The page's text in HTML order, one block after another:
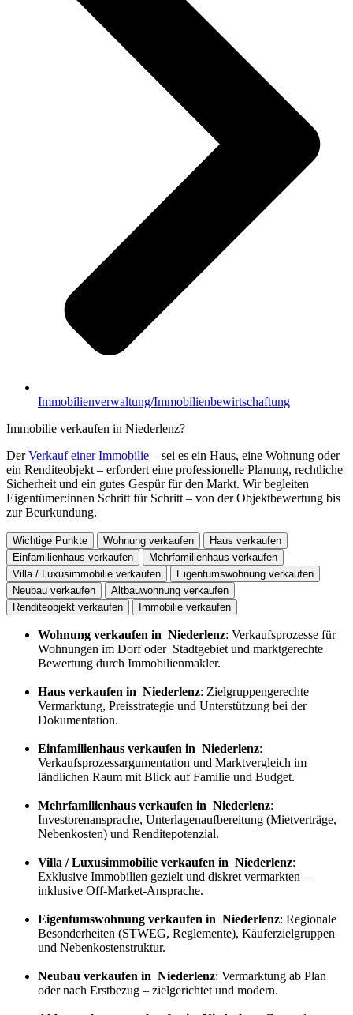
Immobilienverwaltung/Immobilienbewirtschaftung
Immobilie verkaufen in Niederlenz?
DerVerkauf einer Immobilie – sei es ein Haus, eine Wohnung oder
ein Renditeobjekt – erfordert eine professionelle Planung, rechtliche
Sicherheit und ein gutes Gespür für den Markt. Wir begleiten
Eigentümer:innen Schritt für Schritt – von der Objektbewertung bis
zur Beurkundung.
Wichtige Punkte Wohnung verkaufen
Haus verkaufen
Einfamilienhaus verkaufen
Mehrfamilienhaus verkaufen
Villa / Luxusimmobilie verkaufen
Eigentumswohnung verkaufen
Neubau verkaufen
Altbauwohnung verkaufen
Renditeobjekt verkaufen
Immobilie verkaufen
Wohnung verkaufen in Niederlenz: Verkaufsprozesse für
Wohnungen im Dorf oder Stadtgebiet und marktgerechte
Bewertung durch Immobilienmakler.
Haus verkaufen in Niederlenz: Zielgruppengerechte
Vermarktung, Preisstrategie und Unterstützung bei der
Dokumentation.
Einfamilienhaus verkaufen in Niederlenz:
Verkaufsprozessargumentation und Marktvergleich im
ländlichen Raum mit Blick auf Familie und Budget.
Mehrfamilienhaus verkaufen in Niederlenz:
Investorenansprache, Unterlagenaufbereitung (Mietverträge,
Nebenkosten) und Renditepotenzial.
Villa / Luxusimmobilie verkaufen in Niederlenz:
Exklusive Immobilien gezielt und diskret vermarkten –
inklusive Off-Market-Ansprache.
Eigentumswohnung verkaufen in Niederlenz: Regionale
Besonderheiten (STWEG, Reglemente), Käuferzielgruppen
und Nebenkostenstruktur.
Neubau verkaufen in Niederlenz: Vermarktung ab Plan
oder nach Erstbezug – zielgerichtet und modern.